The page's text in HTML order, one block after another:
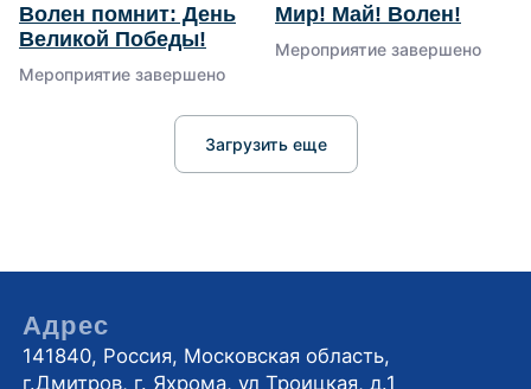
Волен помнит: День
Великой Победы!
Мероприятие завершено
Мир! Май! Волен!
Мероприятие завершено
Загрузить еще